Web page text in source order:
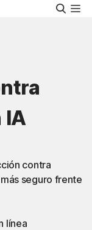
IA
contra
seguro frente
línea